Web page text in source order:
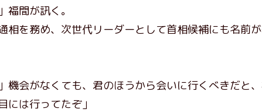
福間が訊く。
相を務め、次世代リーダーとして首相候補にも名前
機会がなくても、君のほうから会いに行くべきだと
には行ってたぞ」